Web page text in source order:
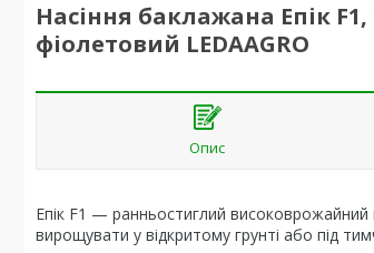
Насіння баклажана Епік
фіолетовий LEDAAGRO
Опис
Епік F1 — ранньостиглий
вирощувати у відкритому грунті або під